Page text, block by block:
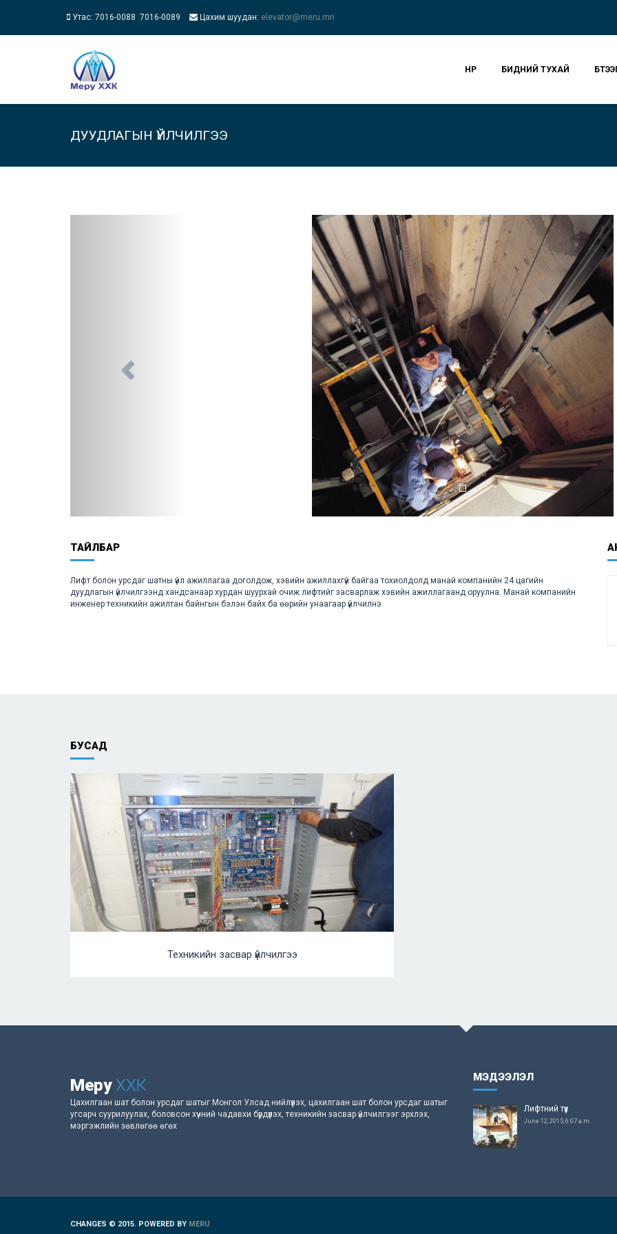
Утас: 7016-0088 7016-0089 Цахим шуудан: elevator@meru.mn
НҮҮР БИДНИЙ ТУХАЙ
ДУУДЛАГЫН ҮЙЛЧИЛГЭЭ
ТАЙЛБАР
Лифт болон урсдаг шатны үйл ажиллагаа доголдож, хэвийн ажиллахгүй байгаа тохиолдолд манай компанийн 24 цагийн
дуудлагын үйлчилгээнд хандсанаар хурдан шуурхай очиж лифтийг засварлаж хэвийн ажиллагаанд оруулна. Манай компанийн
инженер техникийн ажилтан байнгын бэлэн байх ба өөрийн унаагаар үйлчилнэ.
БУСАД
Техникийн засвар үйлчилгээ
МеруХХК
Цахилгаан шат болон урсдаг шатыг Монгол Улсад нийлүүлэх, цахилгаан шат болон урсдаг шатыг
угсарч суурилуулах, боловсон хүчний чадавхи бүрдүүлэх, техникийн засвар үйлчилгээг эрхлэх,
мэргэжлийн зөвлөгөө өгөх
МЭДЭЭЛЭЛ
Лифтний түүх
June 12, 2015, 6:07 a.m.
CHANGES © 2015. POWERED BY MERU